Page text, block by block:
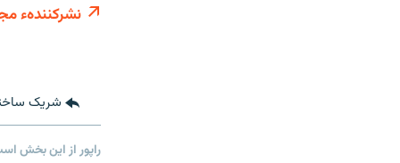
نشرکنندهء
شریک
راپور از این بخش